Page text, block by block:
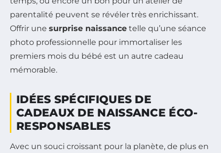
parentalité peuvent se révéler très enrichissant.
Offrir une surprise naissance telle qu’une séance
photo professionnelle pour immortaliser les
premiers mois du bébé est un autre cadeau
mémorable.
IDÉES SPÉCIFIQUES DE
CADEAUX DE NAISSANCE ÉCO-
RESPONSABLES
Avec un souci croissant pour la planète, de plus en